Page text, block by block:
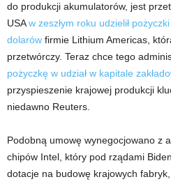
do produkcji akumulatorów, jest
USAw zeszłym roku udzielił
dolarów firmie Lithium Americas,
przetwórczy. Teraz chce tego
pożyczkę w udział w kapitale
przyspieszenie krajowej produkcji
niedawno Reuters.
Podobną umowę wynegocjowano z
chipów Intel, który pod rządami
dotacje na budowę krajowych